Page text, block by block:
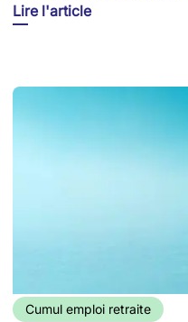
Lire l'article
Cumul emploi retraite